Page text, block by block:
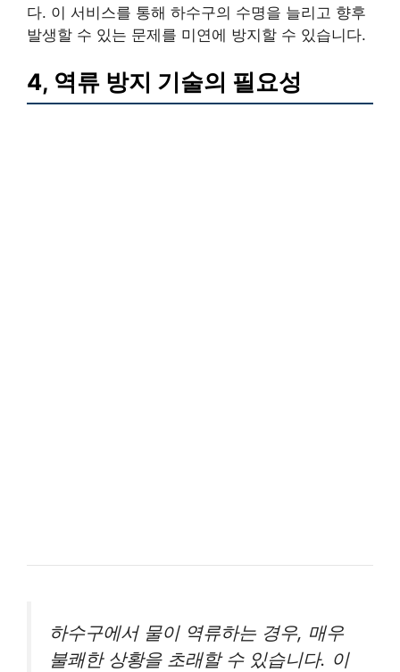
다. 이 서비스를 통해 하수구의 수명을 늘리고 향후
발생할 수 있는 문제를 미연에 방지할 수 있습니다.
4, 역류 방지 기술의 필요성
하수구에서 물이 역류하는 경우, 매우
불쾌한 상황을 초래할 수 있습니다. 이